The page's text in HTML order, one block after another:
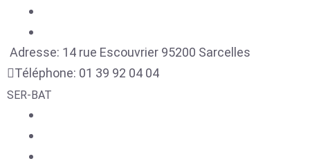
Adresse: 14 rue Escouvrier 95200 Sarcelles
Téléphone: 01 39 92 04 04
SER-BAT